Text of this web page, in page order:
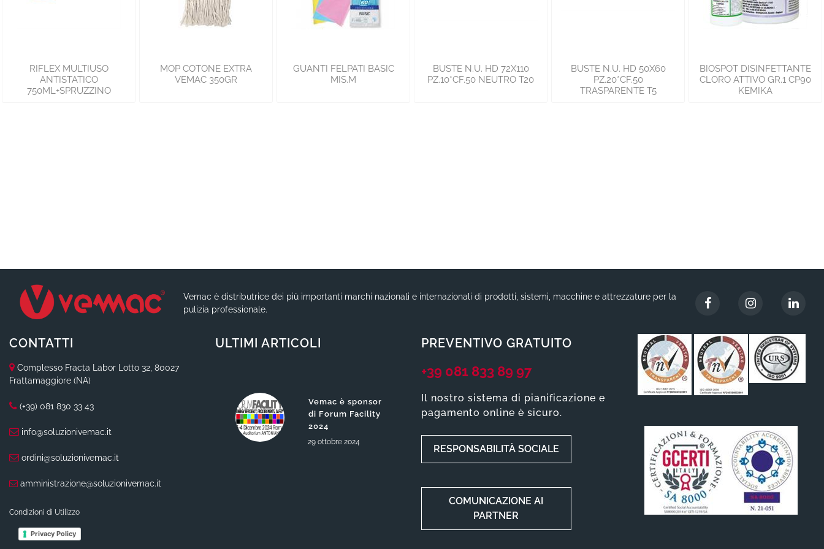
RIFLEX MULTIUSO
ANTISTATICO
750ML+SPRUZZINO
MOP COTONE EXTRA
VEMAC 350GR
GUANTI FELPATI BASIC
MIS.M
BUSTE N.U. HD 72X110
PZ.10*CF.50 NEUTRO T20
BUSTE N.U. HD 50X60
PZ.20*CF.50
TRASPARENTE T5
BIOSPOT DISINFETTANTE
CLORO ATTIVO GR.1 CP90
KEMIKA
Vemac è distributrice dei più importanti marchi nazionali e internazionali di prodotti, sistemi, macchine e attrezzature per la
pulizia professionale.
CONTATTI
Complesso Fracta Labor Lotto 32, 80027
Frattamaggiore (NA)
(+39) 081 830 33 43
info@soluzionivemac.it
ordini@soluzionivemac.it
amministrazione@soluzionivemac.it
Condizioni di Utilizzo
Privacy Policy
ULTIMI ARTICOLI
Vemac è sponsor
di Forum Facility
2024
29 ottobre 2024
PREVENTIVO GRATUITO
+39 081 833 89 97
Il nostro sistema di pianificazione e
pagamento online è sicuro.
RESPONSABILITÀ SOCIALE
COMUNICAZIONE AI
PARTNER